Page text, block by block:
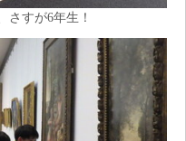
さすが6年生！